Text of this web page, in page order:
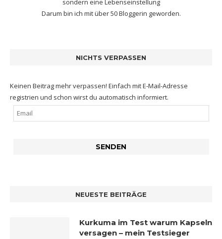
sondern eine Lebenseinstellung
Darum bin ich mitüber 50 Bloggerin geworden.
NICHTS VERPASSEN
Keinen Beitrag mehr verpassen! Einfach mit E-Mail-Adresse
registrien und schon wirst du automatisch informiert.
NEUESTE BEITRÄGE
Kurkuma im Test warum Kapseln
versagen – mein Testsieger